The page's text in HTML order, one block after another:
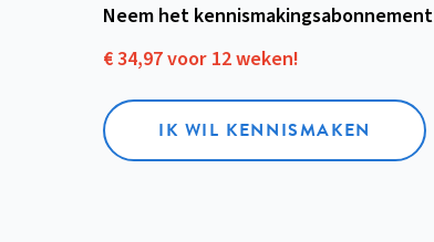
Neem het kennismakings­abonnement
€ 34,97 voor 12 weken!
IK WIL KENNISMAKEN